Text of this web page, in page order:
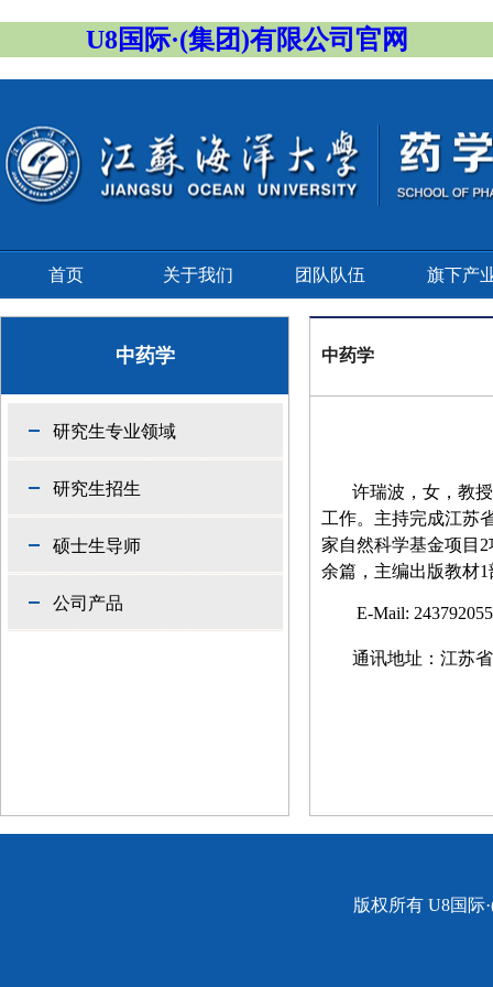
U8国际·(集团)有限公司官网
首页 关于我们 团队队伍 旗下产
中药学
研究生专业领域
研究生招生
硕士生导师
公司产品
中药学
许瑞波 ，女，教
工作。主持完成江苏
家自然科学基金项目 2
余篇，主编出版教材1
E-Mail:
通讯地址：江苏
版权所有 U8国际